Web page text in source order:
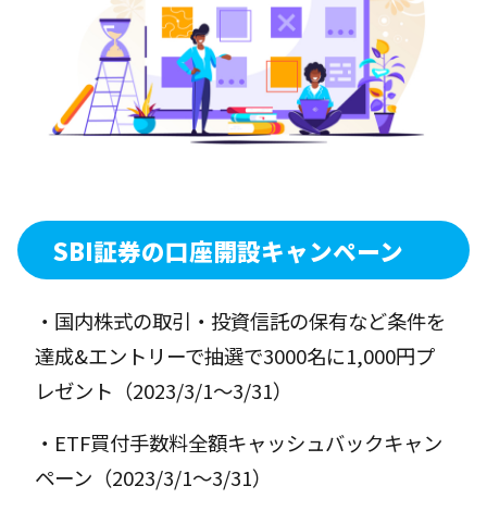
SBI証券の口座開設キャンペーン
・国内株式の取引・投資信託の保有など条件を
達成&エントリーで抽選で3000名に1,000円プ
レゼント（2023/3/1〜3/31）
・ETF買付手数料全額キャッシュバックキャン
ペーン（2023/3/1〜3/31）